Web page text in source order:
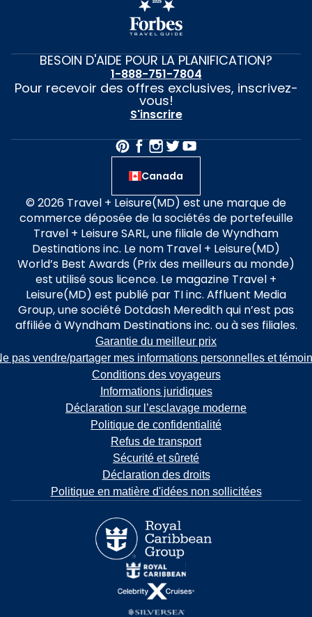
BESOIN D'AIDE POUR LA PLANIFICATION?
1-888-751-7804
Pour recevoir des offres exclusives, inscrivez-
vous!
S'inscrire
Canada
© 2026 Travel + Leisure(MD) est une marque de
commerce déposée de la sociétés de portefeuille
Travel + Leisure SARL, une filiale de Wyndham
Destinations inc. Le nom Travel + Leisure(MD)
World’s Best Awards (Prix des meilleurs au monde)
est utilisé sous licence. Le magazine Travel +
Leisure(MD) est publié par TI inc. Affluent Media
Group, une société Dotdash Meredith qui n’est pas
affiliée à Wyndham Destinations inc. ou à ses filiales.
Garantie du meilleur prix
pas vendre/partager mes informations personnelles et
Conditions des voyageurs
Informations juridiques
Déclaration sur l’esclavage moderne
Politique de confidentialité
Refus de transport
Sécurité et sûreté
Déclaration des droits
Politique en matière d'idées non sollicitées